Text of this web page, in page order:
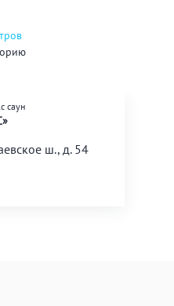
саун
ш., д. 54